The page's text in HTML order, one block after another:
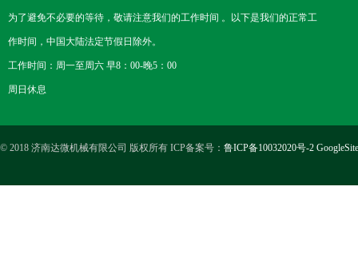
为了避免不必要的等待，敬请注意我们的工作时间 。以下是我们的正常工
作时间，中国大陆法定节假日除外。
工作时间：周一至周六 早8：00-晚5：00
周日休息
© 2018 济南达微机械有限公司 版权所有 ICP备案号： 鲁ICP备10032020号-2